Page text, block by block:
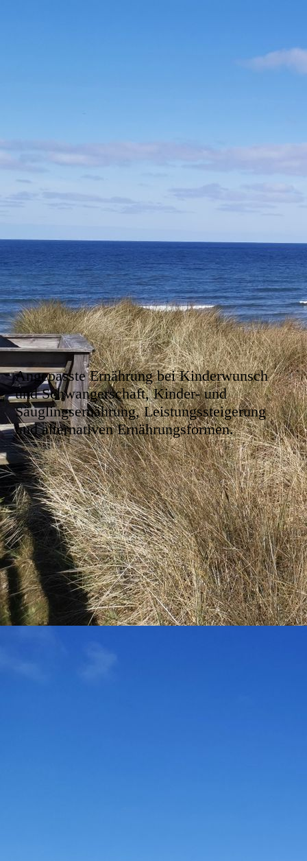
prävention
Angepasste Ernährung bei Kinderwunsch
und Schwangerschaft, Kinder- und
Säuglingsernährung, Leistungssteigerung
und alternativen Ernährungsformen.